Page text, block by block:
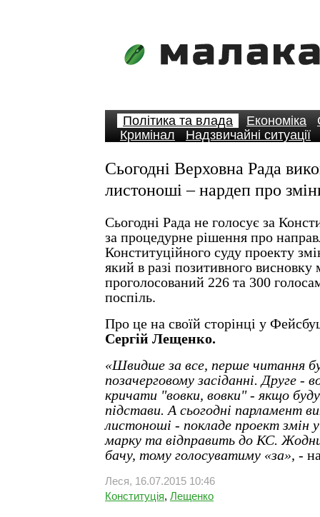
Політика та влада Економіка
Кримінал
Надзвичайні ситуації
Сьогодні Верховна Рада
листоноші – нардеп про
Сьогодні Рада не голосує за
за процедурне рішення про
Конституційного суду проекту
який в разі позитивного висновку
проголосований 226 та 300
поспіль.
Про це на своїй сторінці у
Сергій Лещенко.
«Швидше за все, перше читання
позачерговому засіданні. Друге -
кричати "вовки, вовки" - якщо
підстави. А сьогодні парламент
листоноші - покладе проект змін
марку та відправить до КС.
бачу, тому голосуватиму «за», -
Леся, 16.07.2015 10:46
Конституція, Лещенко